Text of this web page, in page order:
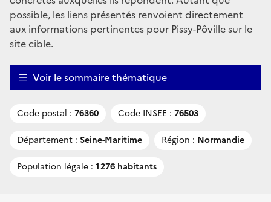
possible, les liens présentés renvoient directement
aux informations pertinentes pour Pissy-Pôville sur le
site cible.
Voir le sommaire thématique
Code postal : 76360 Code INSEE : 76503
Département : Seine-Maritime Région : Normandie
Population légale : 1 276 habitants